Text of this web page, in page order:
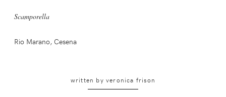
Scamporella
Rio Marano, Cesena
written byveronica frison